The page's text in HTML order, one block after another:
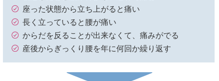
座った状態から立ち上がると痛い
長く立っていると腰が痛い
からだを反ることが出来なくて、痛みがでる
産後からぎっくり腰を年に何回か繰り返す